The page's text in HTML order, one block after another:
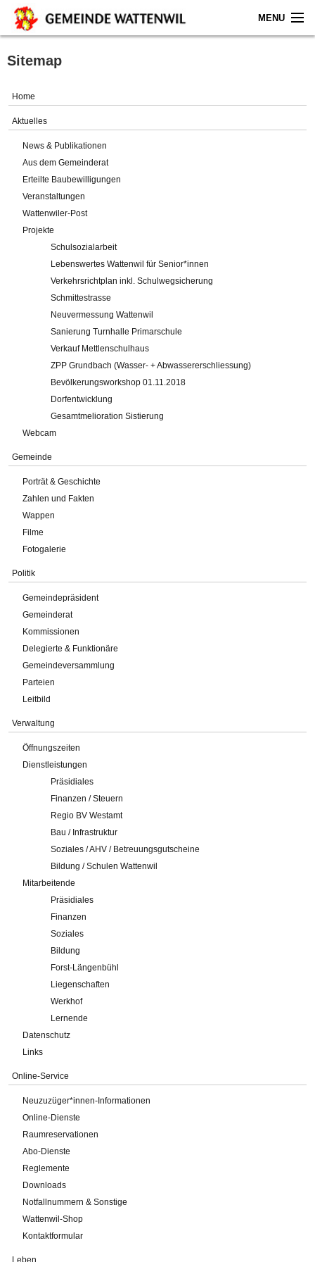
MENU
Home
Gemeinde
Verwaltung
Online-Service
Impressum
Sitemap
Home
Aktuelles
News & Publikationen
Aus dem Gemeinderat
Erteilte Baubewilligungen
Veranstaltungen
Wattenwiler-Post
Projekte
Schulsozialarbeit
Lebenswertes Wattenwil für Senior*innen
Verkehrsrichtplan inkl. Schulwegsicherung
Schmittestrasse
Neuvermessung Wattenwil
Sanierung Turnhalle Primarschule
Verkauf Mettlenschulhaus
ZPP Grundbach (Wasser- + Abwassererschliessung)
Bevölkerungsworkshop 01.11.2018
Dorfentwicklung
Gesamtmelioration Sistierung
Webcam
Gemeinde
Porträt & Geschichte
Zahlen und Fakten
Wappen
Filme
Fotogalerie
Politik
Gemeindepräsident
Gemeinderat
Kommissionen
Delegierte & Funktionäre
Gemeindeversammlung
Parteien
Leitbild
Verwaltung
Öffnungszeiten
Dienstleistungen
Präsidiales
Finanzen / Steuern
Regio BV Westamt
Bau / Infrastruktur
Soziales / AHV / Betreuungsgutscheine
Bildung / Schulen Wattenwil
Mitarbeitende
Präsidiales
Finanzen
Soziales
Bildung
Forst-Längenbühl
Liegenschaften
Werkhof
Lernende
Datenschutz
Links
Online-Service
Neuzuzüger*innen-Informationen
Online-Dienste
Raumreservationen
Abo-Dienste
Reglemente
Downloads
Notfallnummern & Sonstige
Wattenwil-Shop
Kontaktformular
Leben